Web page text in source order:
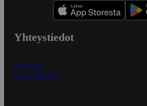
Yhteystiedot
Myymälät
Asiakaspalvelu